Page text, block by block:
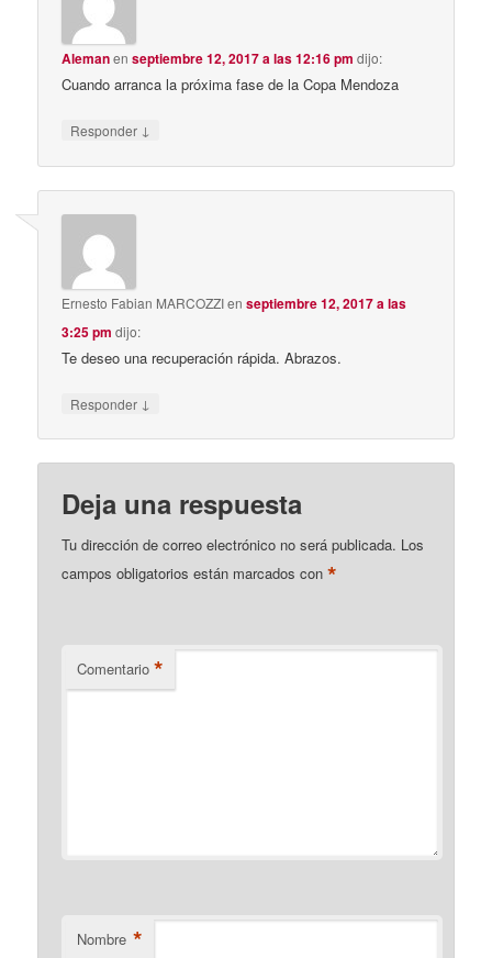
Alemanenseptiembre 12, 2017 a las 12:16 pm dijo:
Cuando arranca la próxima fase de la Copa Mendoza
Responder ↓
Ernesto Fabian MARCOZZIenseptiembre 12, 2017 a las
3:25 pm dijo:
Te deseo una recuperación rápida. Abrazos.
Responder ↓
Deja una respuesta
Tu dirección de correo electrónico no será publicada. Los
campos obligatorios están marcados con*
Comentario *
Nombre *